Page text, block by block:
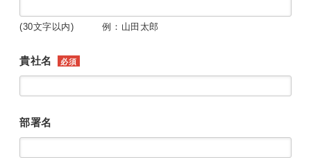
(30文字以内) 例：山田太郎
貴社名 必須
部署名